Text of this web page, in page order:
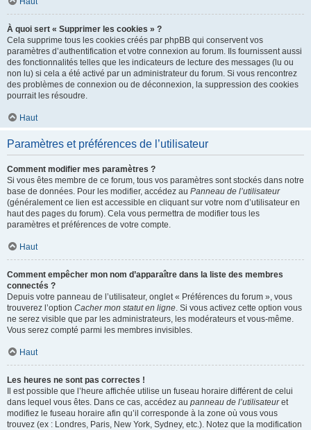
À quoi sert « Supprimer les cookies » ?
Cela supprime tous les cookies créés par phpBB qui conservent vos
paramètres d’authentification et votre connexion au forum. Ils fournissent aussi
des fonctionnalités telles que les indicateurs de lecture des messages (lu ou
non lu) si cela a été activé par un administrateur du forum. Si vous rencontrez
des problèmes de connexion ou de déconnexion, la suppression des cookies
pourrait les résoudre.
Haut
Paramètres et préférences de l’utilisateur
Comment modifier mes paramètres ?
Si vous êtes membre de ce forum, tous vos paramètres sont stockés dans notre
base de données. Pour les modifier, accédez au Panneau de l’utilisateur
(généralement ce lien est accessible en cliquant sur votre nom d’utilisateur en
haut des pages du forum). Cela vous permettra de modifier tous les
paramètres et préférences de votre compte.
Haut
Comment empêcher mon nom d’apparaître dans la liste des membres
connectés ?
Depuis votre panneau de l’utilisateur, onglet « Préférences du forum », vous
trouverez l’option Cacher mon statut en ligne. Si vous activez cette option vous
ne serez visible que par les administrateurs, les modérateurs et vous-même.
Vous serez compté parmi les membres invisibles.
Haut
Les heures ne sont pas correctes !
Il est possible que l’heure affichée utilise un fuseau horaire différent de celui
dans lequel vous êtes. Dans ce cas, accédez au panneau de l’utilisateuret
modifiez le fuseau horaire afin qu’il corresponde à la zone où vous vous
trouvez (ex : Londres, Paris, New York, Sydney, etc.). Notez que la modification